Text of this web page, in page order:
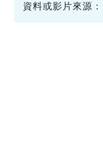
資料或影片來源：